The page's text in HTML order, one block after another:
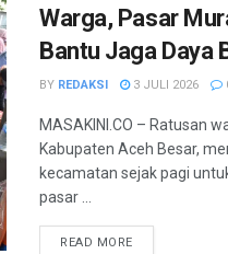
Warga, Pasar
Bantu Jaga Daya
BY REDAKSI 3 JULI 2026
MASAKINI.CO – Ratusan
Kabupaten Aceh Besar,
kecamatan sejak pagi
pasar ...
READ MORE